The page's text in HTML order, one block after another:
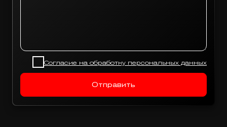
Согласие на обработку персональных данных
Отправить